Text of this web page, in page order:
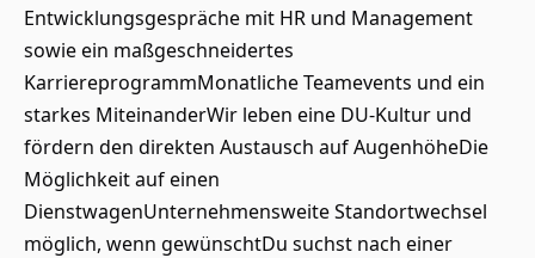
Entwicklungsgespräche mit HR und Management
sowie ein maßgeschneidertes
KarriereprogrammMonatliche Teamevents und ein
starkes MiteinanderWir leben eine DU-Kultur und
fördern den direkten Austausch auf AugenhöheDie
Möglichkeit auf einen
DienstwagenUnternehmensweite Standortwechsel
möglich, wenn gewünschtDu suchst nach einer